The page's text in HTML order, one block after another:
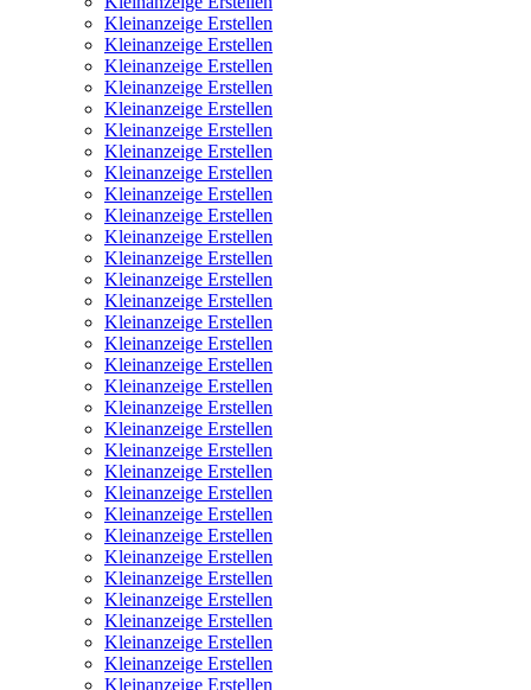
Kleinanzeige Erstellen
Kleinanzeige Erstellen
Kleinanzeige Erstellen
Kleinanzeige Erstellen
Kleinanzeige Erstellen
Kleinanzeige Erstellen
Kleinanzeige Erstellen
Kleinanzeige Erstellen
Kleinanzeige Erstellen
Kleinanzeige Erstellen
Kleinanzeige Erstellen
Kleinanzeige Erstellen
Kleinanzeige Erstellen
Kleinanzeige Erstellen
Kleinanzeige Erstellen
Kleinanzeige Erstellen
Kleinanzeige Erstellen
Kleinanzeige Erstellen
Kleinanzeige Erstellen
Kleinanzeige Erstellen
Kleinanzeige Erstellen
Kleinanzeige Erstellen
Kleinanzeige Erstellen
Kleinanzeige Erstellen
Kleinanzeige Erstellen
Kleinanzeige Erstellen
Kleinanzeige Erstellen
Kleinanzeige Erstellen
Kleinanzeige Erstellen
Kleinanzeige Erstellen
Kleinanzeige Erstellen
Kleinanzeige Erstellen